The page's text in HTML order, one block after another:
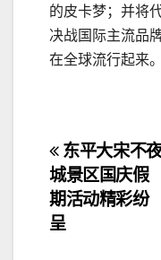
的皮卡梦；并将
决战国际主流品
在全球流行起来。
文
章
导
东平大宋不
城景区国庆假
期活动精彩纷
呈